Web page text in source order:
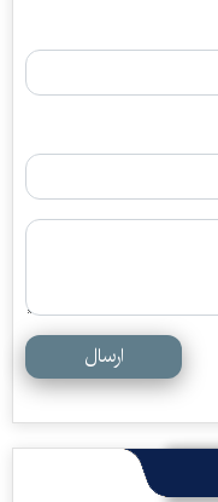
ارسال